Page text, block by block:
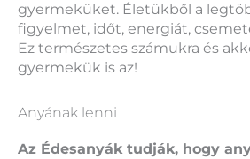
gyermeküket. Életükből a
figyelmet, időt, energiát,
Ez természetes számukra és
gyermekük is az!
Anyának lenni
Az Édesanyák tudják, hogy